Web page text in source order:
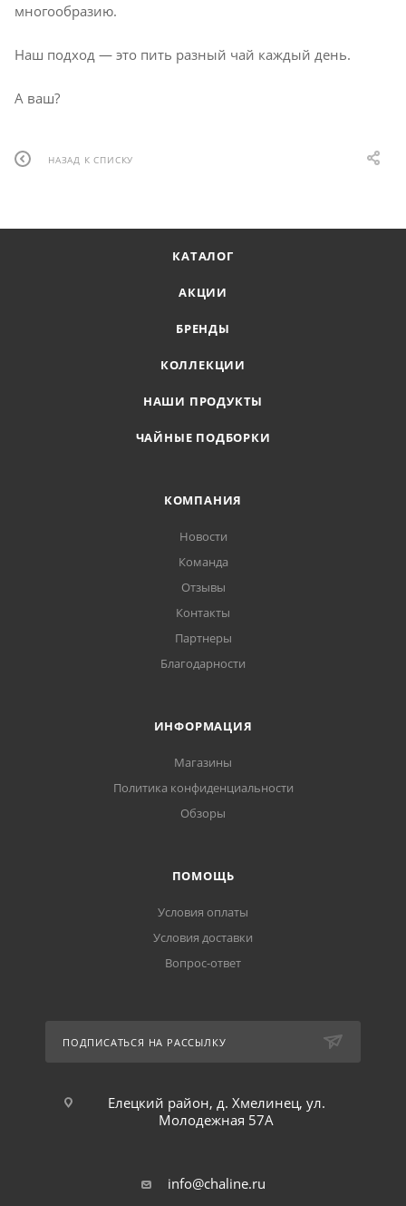
многообразию.
Наш подход — это пить разный чай каждый день.
А ваш?
НАЗАД К СПИСКУ
КАТАЛОГ
АКЦИИ
БРЕНДЫ
КОЛЛЕКЦИИ
НАШИ ПРОДУКТЫ
ЧАЙНЫЕ ПОДБОРКИ
КОМПАНИЯ
Новости
Команда
Отзывы
Контакты
Партнеры
Благодарности
ИНФОРМАЦИЯ
Магазины
Политика конфиденциальности
Обзоры
ПОМОЩЬ
Условия оплаты
Условия доставки
Вопрос-ответ
ПОДПИСАТЬСЯ НА РАССЫЛКУ
Елецкий район, д. Хмелинец, ул.
Молодежная 57А
info@chaline.ru